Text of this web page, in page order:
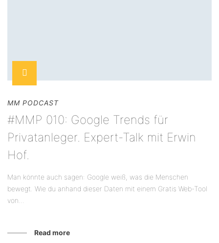
MM PODCAST
#MMP 010: Google Trends für
Privatanleger. Expert-Talk mit Erwin
Hof.
Man könnte auch sagen: Google weiß, was die Menschen
bewegt. Wie du anhand dieser Daten mit einem Gratis Web-Tool
von...
Read more